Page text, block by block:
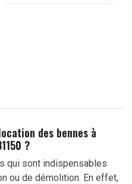
des bennes à
?
qui sont indispensables
ou de démolition. En effet,